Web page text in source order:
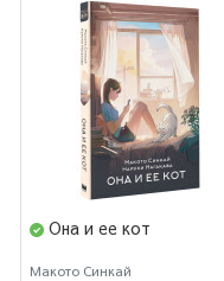
Она и ее кот
Макото Синкай